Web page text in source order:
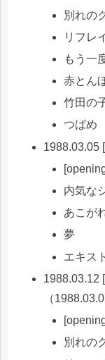
別れの
リフレ
もう一
赤と
竹田
つば
1988.03.05
内気な
あこが
夢
エキス
1988.03.12
（
別れの